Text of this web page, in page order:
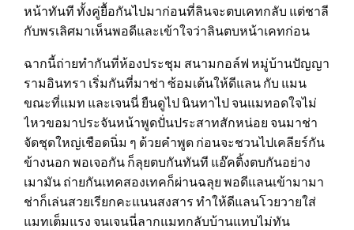
หน้าทันที ทั้งคู่ยื้อกันไปมาก่อนที่ลินจะตบเคทกลับ แต่ชาลี
กับพรเลิศมาเห็นพอดีและเข้าใจว่าลินตบหน้าเคทก่อน
ฉากนี้ถ่ายทำกันที่ห้องประชุม สนามกอล์ฟ หมู่บ้านปัญญา
รามอินทรา เริ่มกันที่มาช่า ซ้อมเต้นให้ดีแลน กับ แมน
ขณะที่แมท และเจนนี่ ยืนดูไป นินทาไป จนแมทอดใจไม่
ไหวขอมาประจันหน้าพูดปั่นประสาทสักหน่อย จนมาช่า
จัดชุดใหญ่เชือดนิ่ม ๆ ด้วยคำพูด ก่อนจะชวนไปเคลียร์กัน
ข้างนอก พอเจอกัน ก็ลุยตบกันทันที แอ๊คติ้งตบกันอย่าง
เมามัน ถ่ายกันเทคสองเทคก็ผ่านฉลุย พอดีแลนเข้ามามา
ช่าก็เล่นสวยเรียกคะแนนสงสาร ทำให้ดีแลนโวยวายใส่
แมทเต็มแรง จนเจนนี่ลากแมทกลับบ้านแทบไม่ทัน